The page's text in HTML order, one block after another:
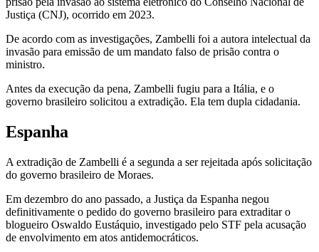
Justiça (CNJ), ocorrido em 2023.
De acordo com as investigações, Zambelli foi a autora intelectual da
invasão para emissão de um mandato falso de prisão contra o
ministro.
Antes da execução da pena, Zambelli fugiu para a Itália, e o
governo brasileiro solicitou a extradição. Ela tem dupla cidadania.
Espanha
A extradição de Zambelli é a segunda a ser rejeitada após solicitação
do governo brasileiro de Moraes.
Em dezembro do ano passado, a Justiça da Espanha negou
definitivamente o pedido do governo brasileiro para extraditar o
blogueiro Oswaldo Eustáquio, investigado pelo STF pela acusação
de envolvimento em atos antidemocráticos.